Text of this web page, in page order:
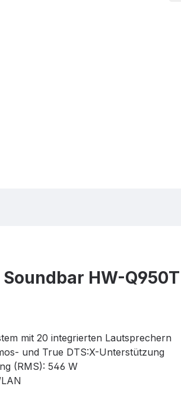
HW-
mit 20 integrierten Lautsprechern
und True DTS:X-Unterstützung
(RMS): 546 W